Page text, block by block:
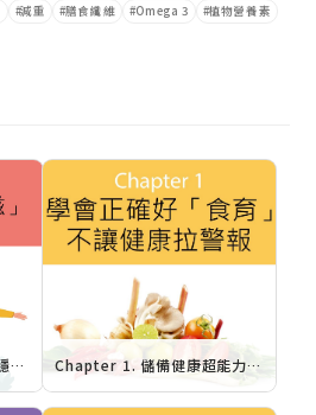
減重 膳食纖維 Omega 3
植物營養素
Chapter 2 保養心血管、穩定血糖自在更舒心：兼顧「懂吃、動滋」 三高臨危不亂 Chapter 1. 儲備健康超能力 益菌更益身：學會正確好「食育」 不讓健康拉警報